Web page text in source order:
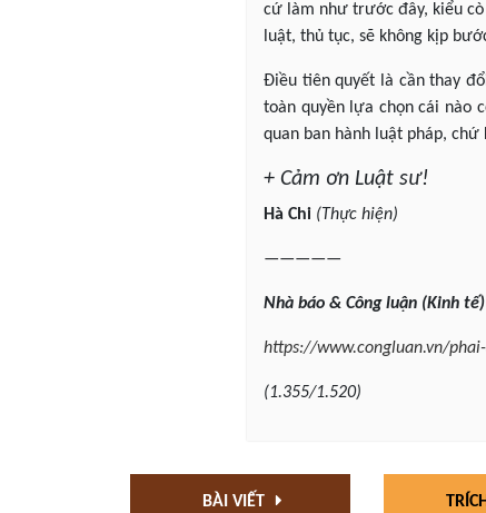
cứ làm như trước đây, kiểu
luật, thủ tục, sẽ không kịp
Điều tiên quyết là cần thay
toàn quyền lựa chọn cái nào
quan ban hành luật pháp,
+ Cảm ơn Luật sư!
Hà Chi (Thực hiện)
—————
Nhà báo & Công luận (Kinh tế
https://www.congluan.vn/
(1.355/1.520)
BÀI VIẾT